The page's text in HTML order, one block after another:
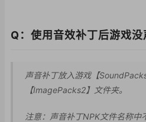
Q：使用音效补丁后游戏没
声音补丁放入游戏【
【ImagePacks2】文件夹。
注意：声音补丁NPK文件名称中